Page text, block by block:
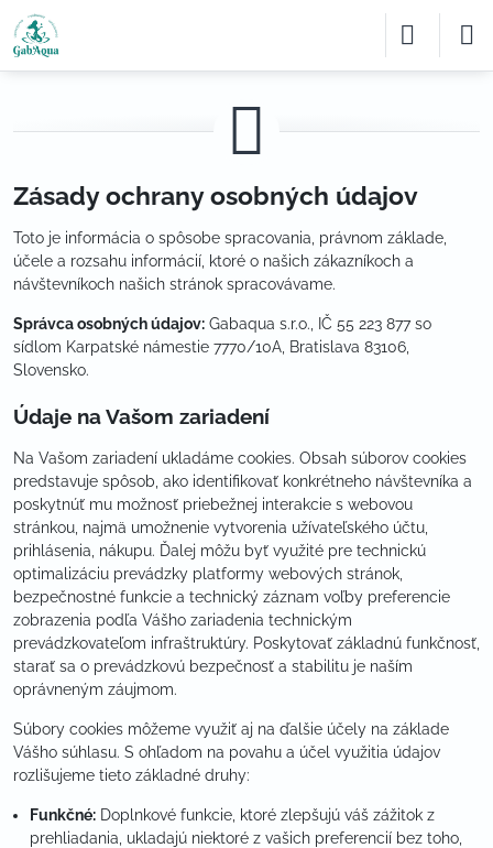
Zásady ochrany osobných údajov
Toto je informácia o spôsobe spracovania, právnom základe,
účele a rozsahu informácií, ktoré o našich zákazníkoch a
návštevníkoch našich stránok spracovávame.
Správca osobných údajov: Gabaqua s.r.o., IČ 55 223 877 so
sídlom Karpatské námestie 7770/10A, Bratislava 83106,
Slovensko.
Údaje na Vašom zariadení
Na Vašom zariadení ukladáme cookies. Obsah súborov cookies
predstavuje spôsob, ako identifikovať konkrétneho návštevníka a
poskytnúť mu možnosť priebežnej interakcie s webovou
stránkou, najmä umožnenie vytvorenia užívateľského účtu,
prihlásenia, nákupu. Ďalej môžu byť využité pre technickú
optimalizáciu prevádzky platformy webových stránok,
bezpečnostné funkcie a technický záznam voľby preferencie
zobrazenia podľa Vášho zariadenia technickým
prevádzkovateľom infraštruktúry. Poskytovať základnú funkčnosť,
starať sa o prevádzkovú bezpečnosť a stabilitu je naším
oprávneným záujmom.
Súbory cookies môžeme využiť aj na ďalšie účely na základe
Vášho súhlasu. S ohľadom na povahu a účel využitia údajov
rozlišujeme tieto základné druhy:
Funkčné: Doplnkové funkcie, ktoré zlepšujú váš zážitok z
prehliadania, ukladajú niektoré z vašich preferencií bez toho,